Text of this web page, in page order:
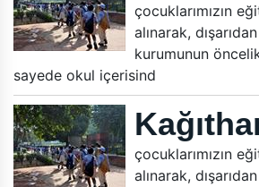
çocuklarımızın
alınarak,
kurumunun
sayede okul içerisind
çocuklarımızın
alınarak,